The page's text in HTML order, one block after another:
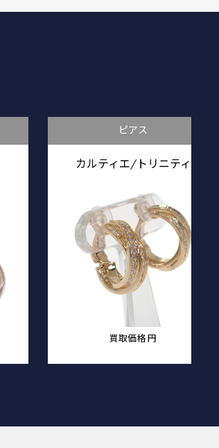
ピアス
カルティエ/トリニティ
買取価格 円